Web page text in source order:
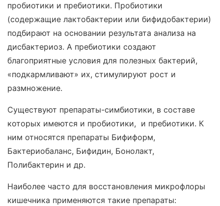
пробиотики и пребиотики. Пробиотики
(содержащие лактобактерии или бифидобактерии)
подбирают на основании результата анализа на
дисбактериоз. А пребиотики создают
благоприятные условия для полезных бактерий,
«подкармливают» их, стимулируют рост и
размножение.
Существуют препараты-симбиотики, в составе
которых имеются и пробиотики, и пребиотики. К
ним относятся препараты Бифиформ,
Бактериобаланс, Бифидин, Бонолакт,
Полибактерин и др.
Наиболее часто для восстановления микрофлоры
кишечника применяются такие препараты: